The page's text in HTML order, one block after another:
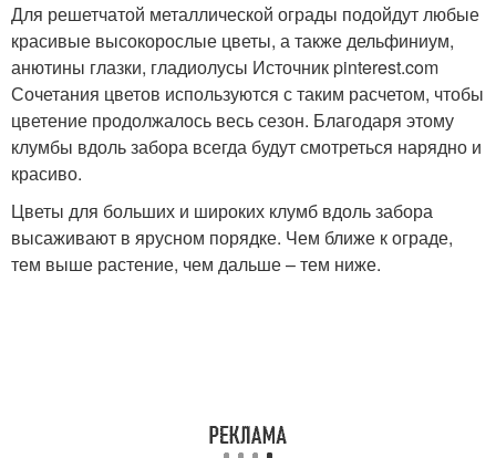
Для решетчатой металлической ограды подойдут любые
красивые высокорослые цветы, а также дельфиниум,
анютины глазки, гладиолусы Источник pinterest.com
Сочетания цветов используются с таким расчетом, чтобы
цветение продолжалось весь сезон. Благодаря этому
клумбы вдоль забора всегда будут смотреться нарядно и
красиво.
Цветы для больших и широких клумб вдоль забора
высаживают в ярусном порядке. Чем ближе к ограде,
тем выше растение, чем дальше – тем ниже.